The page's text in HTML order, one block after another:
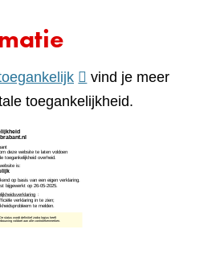
website)
(verwijst
naar
vind je meer
toegankelijkheid.